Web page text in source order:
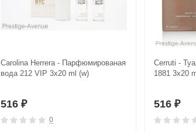
Carolina Herrera - Парфюмированая
вода 212 VIP 3x20 ml (w)
516 ₽
0
Cerruti -
1881 3х20
516 ₽